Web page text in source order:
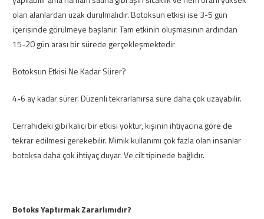
olan alanlardan uzak durulmalıdır. Botoksun etkisi ise 3-5 gün
içerisinde görülmeye başlanır. Tam etkinin oluşmasının ardından
15-20 gün arası bir sürede gerçekleşmektedir
Botoksun Etkisi Ne Kadar Sürer?
4-6 ay kadar sürer. Düzenli tekrarlanırsa süre daha çok uzayabilir.
Cerrahideki gibi kalıcı bir etkisi yoktur, kişinin ihtiyacına göre de
tekrar edilmesi gerekebilir. Mimik kullanımı çok fazla olan insanlar
botoksa daha çok ihtiyaç duyar. Ve cilt tipinede bağlıdır.
Botoks Yaptırmak Zararlımıdır?